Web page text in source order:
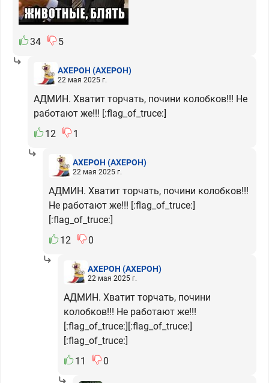
34 5
АХЕРОН (АХЕРОН)
22 мая 2025 г.
АДМИН. Хватит торчать, почини колобков!!! Не
работают же!!! [:flag_of_truce:]
12
1
АХЕРОН (АХЕРОН)
22 мая 2025 г.
АДМИН. Хватит торчать, почини колобков!!!
Не работают же!!! [:flag_of_truce:]
[:flag_of_truce:]
12
0
АХЕРОН (АХЕРОН)
22 мая 2025 г.
АДМИН. Хватит торчать, почини
колобков!!! Не работают же!!!
[:flag_of_truce:][:flag_of_truce:]
[:flag_of_truce:]
11
0